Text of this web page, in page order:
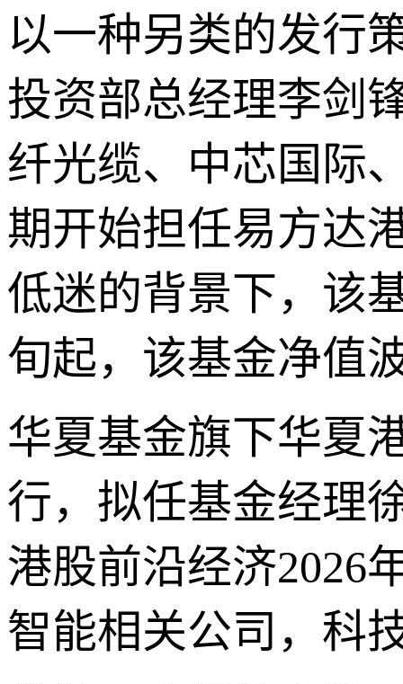
以一种另类的发行
投资部总经理李剑
纤光缆、中芯国际
期开始担任易方达
低迷的背景下，该
旬起，该基金净值
华夏基金旗下华夏
行，拟任基金经理
港股前沿经济2026
智能相关公司，科